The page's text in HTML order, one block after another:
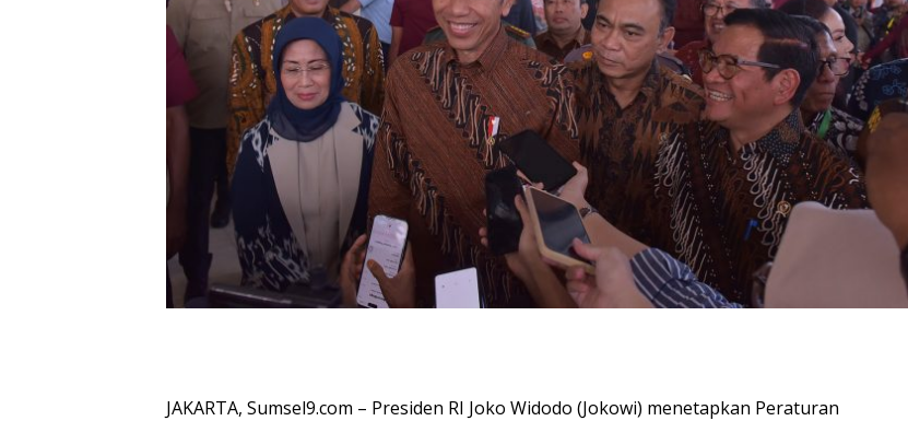
JAKARTA, Sumsel9.com – Presiden RI Joko Widodo (Jokowi) menetapkan Peraturan